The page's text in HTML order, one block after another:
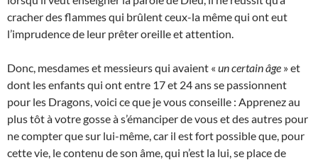
cracher des flammes qui brûlent ceux-la même qui ont eut
l’imprudence de leur prêter oreille et attention.
Donc, mesdames et messieurs qui avaient « un certain âge » et
dont les enfants qui ont entre 17 et 24 ans se passionnent
pour les Dragons, voici ce que je vous conseille : Apprenez au
plus tôt à votre gosse à s’émanciper de vous et des autres pour
ne compter que sur lui-même, car il est fort possible que, pour
cette vie, le contenu de son âme, qui n’est la lui, se place de